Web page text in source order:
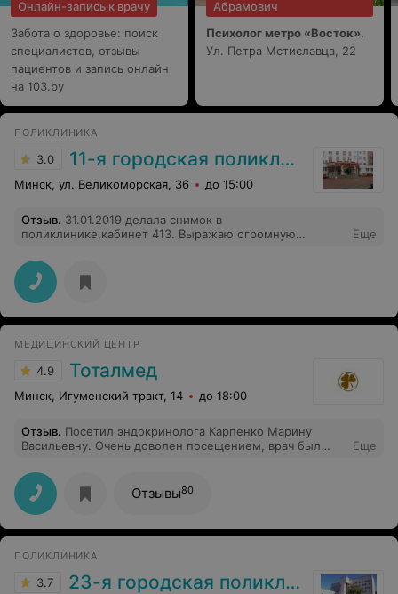
педиатрического участка: врача-педиатра Екатерину
Романовну!Огромное, чистое человеческое спасибо за
ваш ежедневный подвиг. Всегда безупречно вовремя,
строго по делу, с колоссальной, теплой и
согревающей душу человечностью.
Онлайн-запись к врачу
Забота о здоровье: поиск
специалистов, отзывы
пациентов и запись онлайн
на 103.by
Абрамович
Психолог метро «Восток».
Ул. Петра Мстиславца, 22
ПОЛИКЛИНИКА
3.0 11-я городская поликлиника
Минск, ул. Великоморская, 36 до 15:00
Отзыв. 31.01.2019 делала снимок в
поликлинике,кабинет 413. Выражаю огромную
нелегкий Труд, за внимание к деталям, за высокий
профессионализм и за доброту, с которой Вы
неизменно подходите к пациентам!Желаю успешной
карьеры и благодарных пациентов, удачи в жизни.
Еще
МЕДИЦИНСКИЙ ЦЕНТР
4.9 Тоталмед
Минск, Игуменский тракт, 14 до 18:00
Отзыв. Посетил эндокринолога Карпенко Марину
Васильевну. Очень доволен посещением, врач был
интерьер в медицинском центре - современный
ремонт, очень уютно и красиво. Буду рекомендовать
знакомым и друзьям!
Еще
Отзывы80
ПОЛИКЛИНИКА
3.7 23-я городская поликлиника